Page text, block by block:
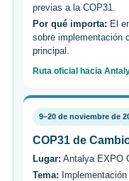
previas a la COP31.
Por qué importa: El
sobre implementación
principal.
Ruta oficial hacia
9–20 de noviembre de
COP31 de
Lugar: Antalya EXPO
Tema: